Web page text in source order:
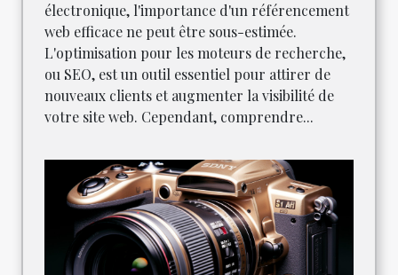
électronique, l'importance d'un référencement
web efficace ne peut être sous-estimée.
L'optimisation pour les moteurs de recherche,
ou SEO, est un outil essentiel pour attirer de
nouveaux clients et augmenter la visibilité de
votre site web. Cependant, comprendre...